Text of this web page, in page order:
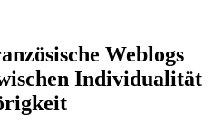
Weblogs
Individualität